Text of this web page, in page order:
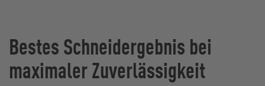
Bestes Schneidergebnis bei
maximaler Zuverlässigkeit